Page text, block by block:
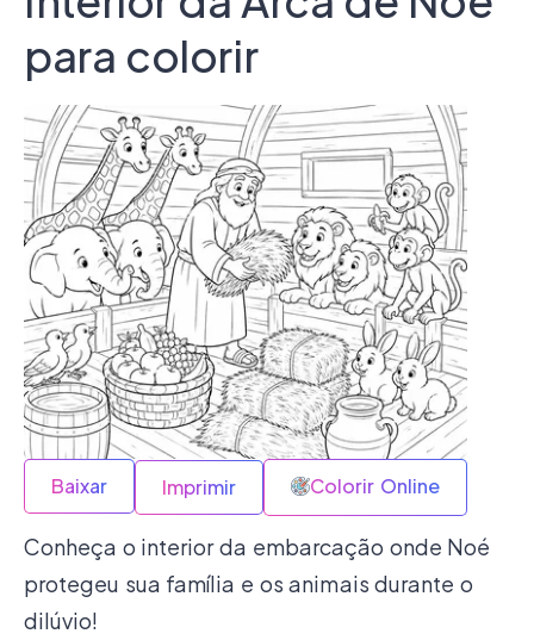
para colorir
Baixar Imprimir Colorir Online
Conheça o interior da embarcação onde Noé
protegeu sua família e os animais durante o
dilúvio!